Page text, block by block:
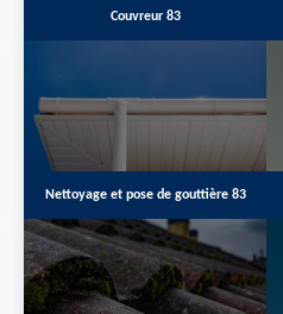
Couvreur 83
Nettoyage et pose de gouttière 83